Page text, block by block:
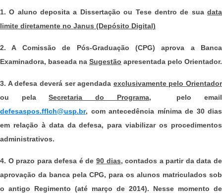
1. O aluno deposita a Dissertação ou Tese dentro de sua data
limite diretamente no Janus (Depósito Digital)
2. A Comissão de Pós-Graduação (CPG) aprova a Banca
Examinadora, baseada na Sugestão apresentada pelo Orientador.
3. A defesa deverá ser agendada exclusivamente pelo Orientador
ou pelaSecretaria do Programa, pelo email
defesaspos.fflch@usp.br, com antecedência mínima de 30 dias
em relação à data da defesa, para viabilizar os procedimentos
administrativos.
4. O prazo para defesa é de 90 dias, contados a partir da data de
aprovação da banca pela CPG, para os alunos matriculados sob
o antigo Regimento (até março de 2014). Nesse momento de